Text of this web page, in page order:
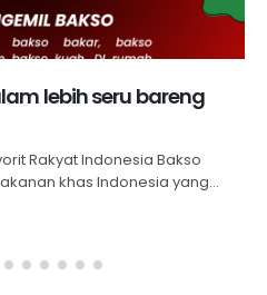
lebih seru bareng
Rakyat Indonesia Bakso
khas Indonesia yang...